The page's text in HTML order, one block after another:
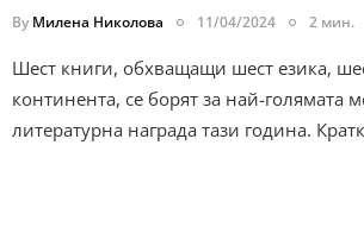
By Милена Николова 11/04/2024 2 мин.
Шест книги, обхващащи шест езика,
континента, се борят за най-голямата
литературна награда тази година.